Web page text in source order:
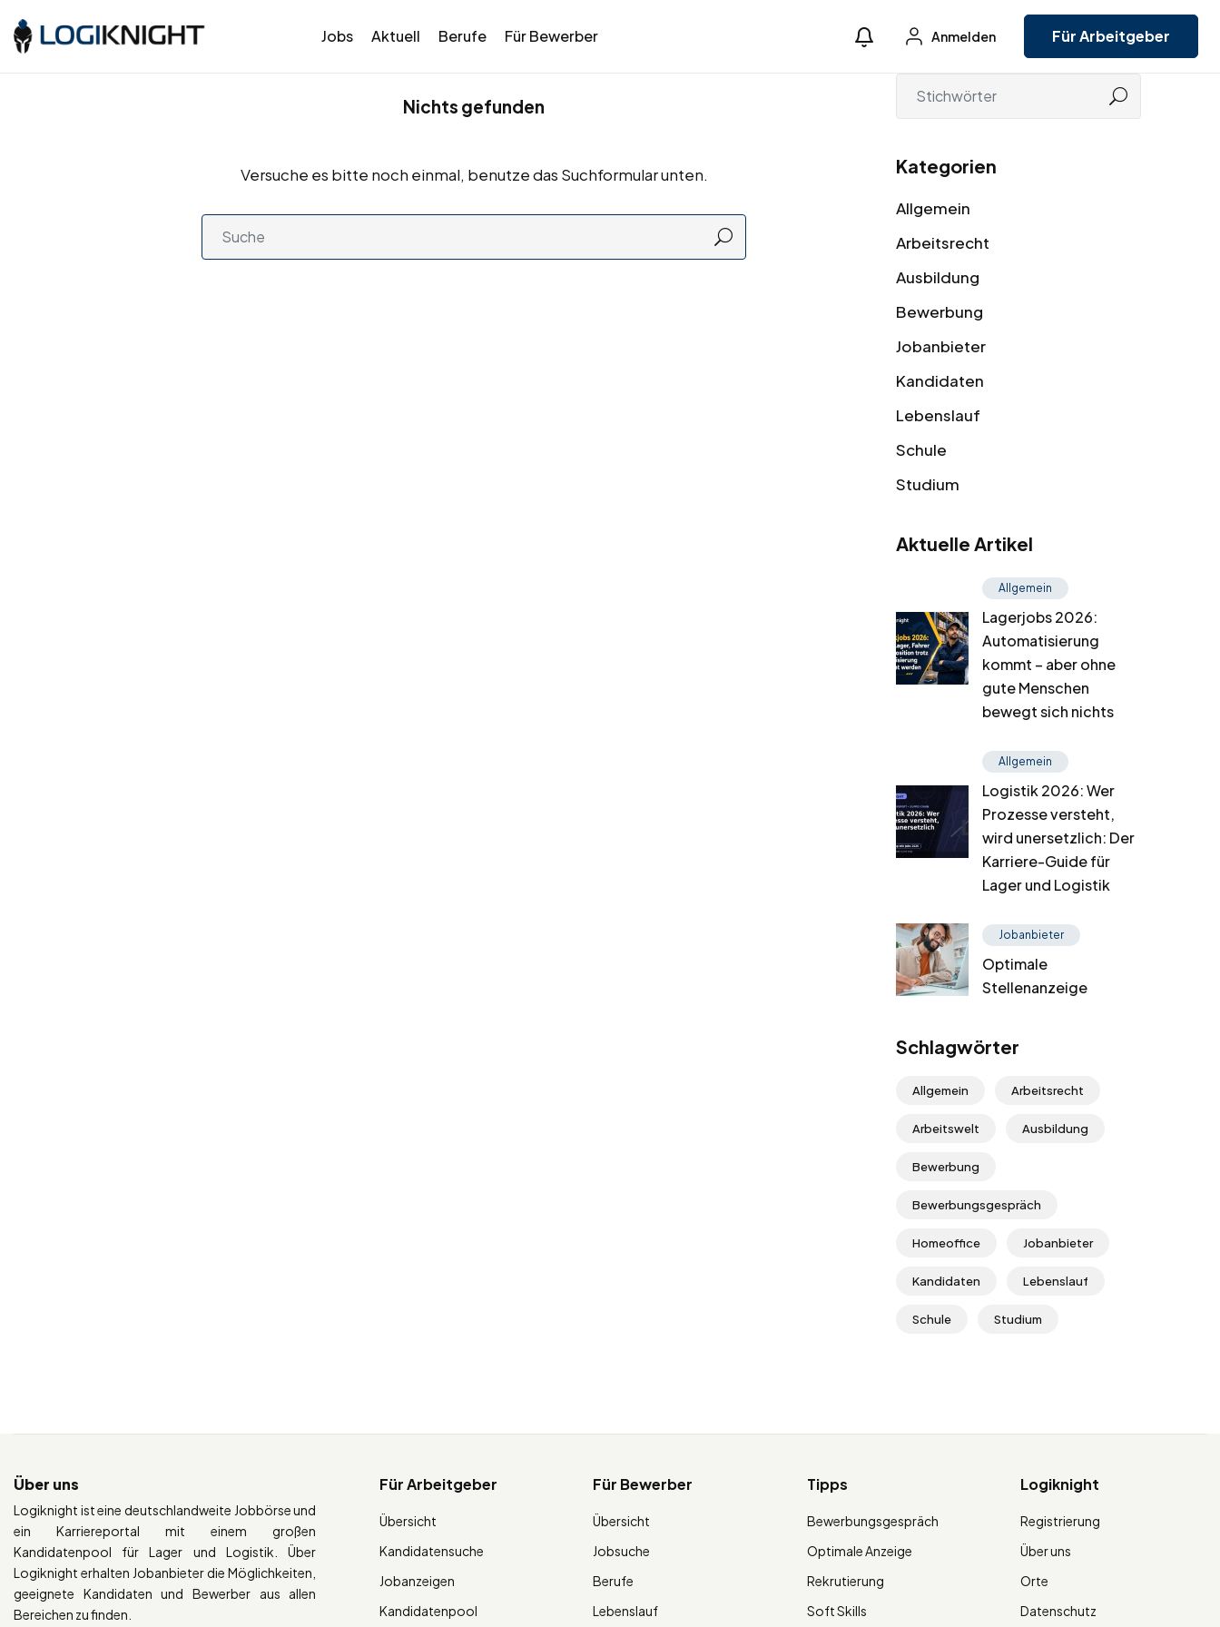
Jobs Aktuell Berufe Für Bewerber Anmelden Für Arbeitgeber
Nichts gefunden
Versuche es bitte noch einmal, benutze das Suchformular unten. Kategorien
Allgemein
Arbeitsrecht
Ausbildung
Bewerbung
Jobanbieter
Kandidaten
Lebenslauf
Schule
Studium
Aktuelle Artikel
Allgemein
Lagerjobs 2026:
Automatisierung
kommt – aber ohne
gute Menschen
bewegt sich nichts
Allgemein
Logistik 2026: Wer
Prozesse versteht,
wird unersetzlich: Der
Karriere-Guide für
Lager und Logistik
Jobanbieter
Optimale
Stellenanzeige
Schlagwörter
Allgemein Arbeitsrecht
Arbeitswelt Ausbildung
Bewerbung
Bewerbungsgespräch
Homeoffice Jobanbieter
Kandidaten Lebenslauf
Schule Studium
Über uns
Logiknight ist eine deutschlandweite Jobbörse und
ein Karriereportal mit einem großen
Kandidatenpool für Lager und Logistik. Über
Logiknight erhalten Jobanbieter die Möglichkeiten,
geeignete Kandidaten und Bewerber aus allen
Bereichen zu finden.
Für Arbeitgeber
Übersicht
Kandidatensuche
Jobanzeigen
Kandidatenpool
Für Bewerber
Übersicht
Jobsuche
Berufe
Lebenslauf
Tipps
Bewerbungsgespräch
Optimale Anzeige
Rekrutierung
Soft Skills
Logiknight
Registrierung
Über uns
Orte
Datenschutz